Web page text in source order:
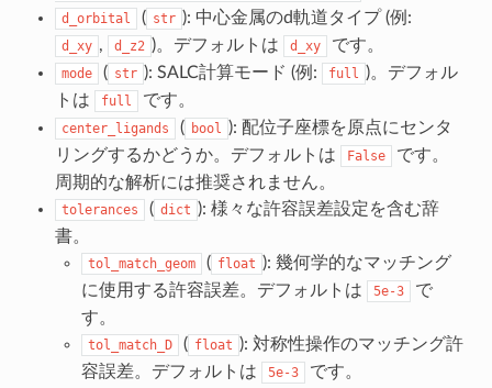
d_orbital ( str ): 中心金属のd軌道タイプ (例:
d_xy , d_z2 )。デフォルトは d_xy です。
mode ( str ): SALC計算モード (例: full )。デフォル
トは
full です。
center_ligands ( bool ): 配位子座標を原点にセンタ
リングするかどうか。デフォルトは
False
です。
周期的な解析には推奨されません。
tolerances ( dict ): 様々な許容誤差設定を含む辞
書。
tol_match_geom ( float ): 幾何学的なマッチング
に使用する許容誤差。デフォルトは
5e-3
で
す。
tol_match_D ( float ): 対称性操作のマッチング許
容誤差。デフォルトは
5e-3 です。